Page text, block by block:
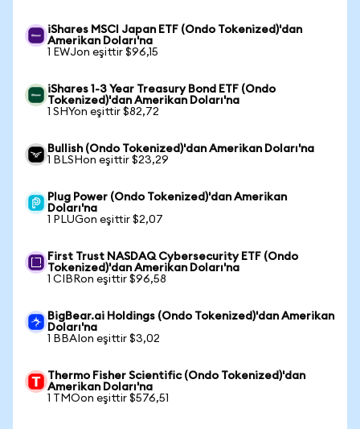
iShares MSCI Japan ETF (Ondo Tokenized)'dan
Amerikan Doları'na
1 EWJon eşittir $96,15
iShares 1-3 Year Treasury Bond ETF (Ondo
Tokenized)'dan Amerikan Doları'na
1 SHYon eşittir $82,72
Bullish (Ondo Tokenized)'dan Amerikan Doları'na
1 BLSHon eşittir $23,29
Plug Power (Ondo Tokenized)'dan Amerikan
Doları'na
1 PLUGon eşittir $2,07
First Trust NASDAQ Cybersecurity ETF (Ondo
Tokenized)'dan Amerikan Doları'na
1 CIBRon eşittir $96,58
BigBear.ai Holdings (Ondo Tokenized)'dan Amerikan
Doları'na
1 BBAIon eşittir $3,02
Thermo Fisher Scientific (Ondo Tokenized)'dan
Amerikan Doları'na
1 TMOon eşittir $576,51